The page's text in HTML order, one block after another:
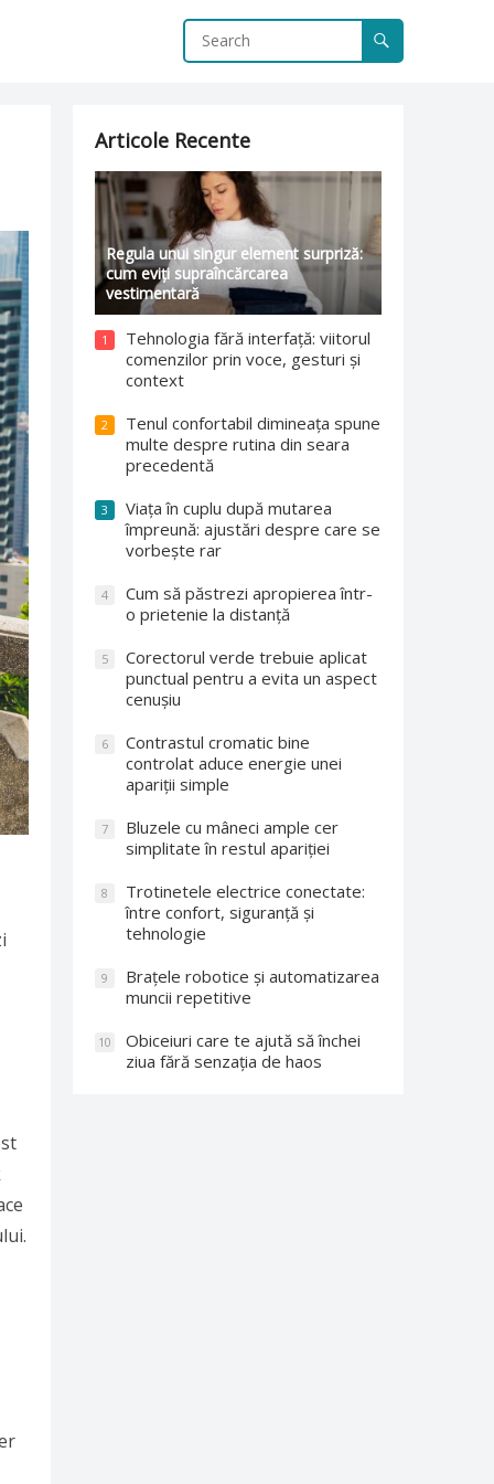
Articole Recente
Regula unui singur element surpriză:
cum eviți supraîncărcarea
vestimentară
1
Tehnologia fără interfață: viitorul
comenzilor prin voce, gesturi și
context
2
Tenul confortabil dimineața spune
multe despre rutina din seara
precedentă
3
Viața în cuplu după mutarea
împreună: ajustări despre care se
vorbește rar
4
Cum să păstrezi apropierea într-
o prietenie la distanță
5
Corectorul verde trebuie aplicat
punctual pentru a evita un aspect
cenușiu
6
Contrastul cromatic bine
controlat aduce energie unei
apariții simple
7
Bluzele cu mâneci ample cer
simplitate în restul apariției
8
Trotinetele electrice conectate:
între confort, siguranță și
tehnologie
9
Brațele robotice și automatizarea
muncii repetitive
10
Obiceiuri care te ajută să închei
ziua fără senzația de haos